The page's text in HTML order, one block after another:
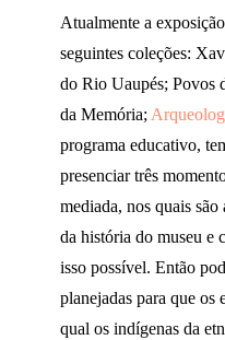
Atualmente a
seguintes coleções:
do Rio Uaupés; Povos
da Memória;
programa educativo,
presenciar três
mediada, nos quais são
da história do museu e
isso possível. Então
planejadas para que os
qual os indígenas da